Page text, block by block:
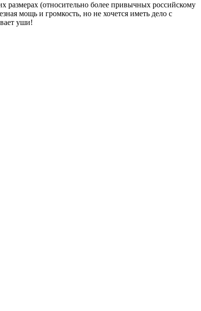
(относительно более привычных российскому
мощь и громкость, но не хочется иметь дело с
уши!